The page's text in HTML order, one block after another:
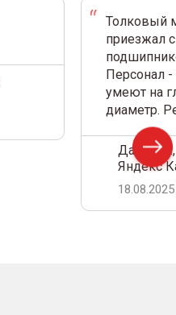
Толковый
приезжал
Персонал
умеют на
диаметр.
Дамир
Яндекс
18.08.2025